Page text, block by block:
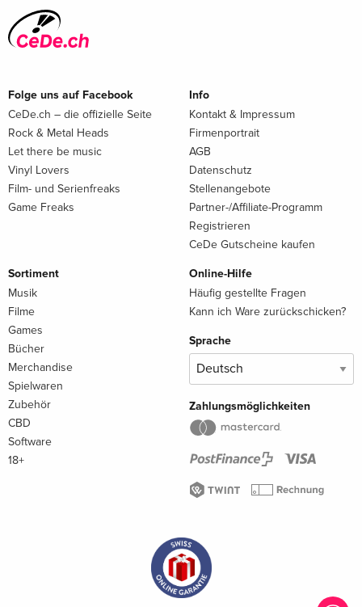
Folge uns auf Facebook
CeDe.ch – die offizielle Seite
Rock & Metal Heads
Let there be music
Vinyl Lovers
Film- und Serienfreaks
Game Freaks
Info
Kontakt & Impressum
Firmenportrait
AGB
Datenschutz
Stellenangebote
Partner-/Affiliate-Programm
Registrieren
CeDe Gutscheine kaufen
Sortiment
Musik
Filme
Games
Bücher
Merchandise
Spielwaren
Zubehör
CBD
Software
18+
Online-Hilfe
Häufig gestellte Fragen
Kann ich Ware zurückschicken?
Sprache
Zahlungsmöglichkeiten